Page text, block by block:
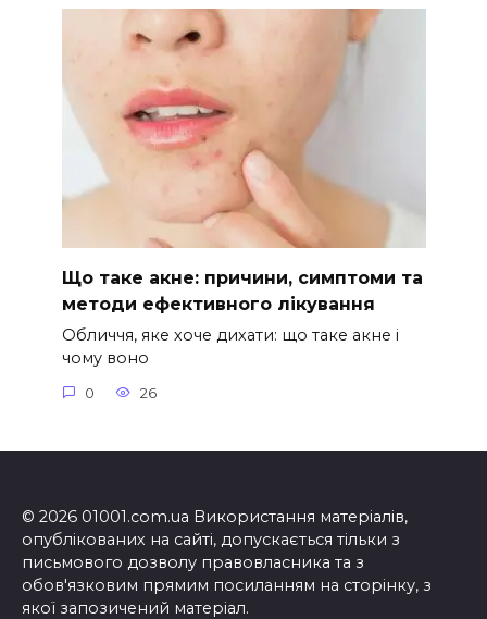
Що таке акне: причини, симптоми та
методи ефективного лікування
Обличчя, яке хоче дихати: що таке акне і
чому воно
0 26
© 2026 01001.com.ua Використання матеріалів,
опублікованих на сайті, допускається тільки з
письмового дозволу правовласника та з
обов'язковим прямим посиланням на сторінку, з
якої запозичений матеріал.